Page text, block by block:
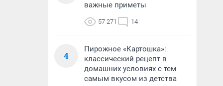
важные приметы
57 271 14
4
Пирожное «Картошка»:
классический рецепт в
домашних условиях с тем
самым вкусом из детства